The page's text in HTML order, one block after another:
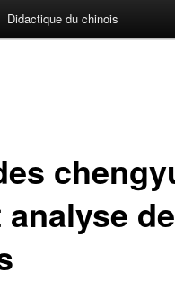
Didactique du chinois